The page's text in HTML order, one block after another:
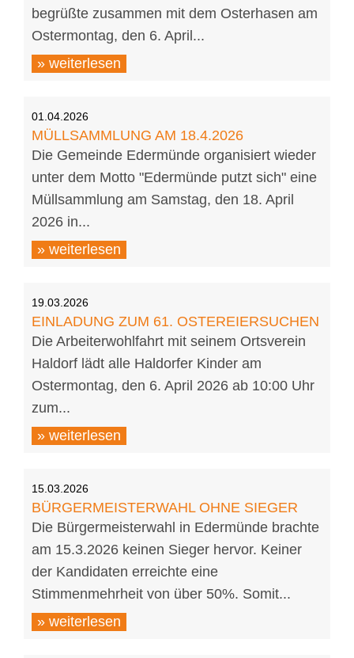
begrüßte zusammen mit dem Osterhasen am
Ostermontag, den 6. April...
» weiterlesen
01.04.2026
MÜLLSAMMLUNG AM 18.4.2026
Die Gemeinde Edermünde organisiert wieder
unter dem Motto "Edermünde putzt sich" eine
Müllsammlung am Samstag, den 18. April
2026 in...
» weiterlesen
19.03.2026
EINLADUNG ZUM 61. OSTEREIERSUCHEN
Die Arbeiterwohlfahrt mit seinem Ortsverein
Haldorf lädt alle Haldorfer Kinder am
Ostermontag, den 6. April 2026 ab 10:00 Uhr
zum...
» weiterlesen
15.03.2026
BÜRGERMEISTERWAHL OHNE SIEGER
Die Bürgermeisterwahl in Edermünde brachte
am 15.3.2026 keinen Sieger hervor. Keiner
der Kandidaten erreichte eine
Stimmenmehrheit von über 50%. Somit...
» weiterlesen